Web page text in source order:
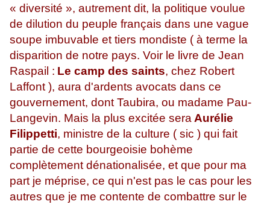
« diversité », autrement dit, la politique voulue
de dilution du peuple français dans une vague
soupe imbuvable et tiers mondiste ( à terme la
disparition de notre pays. Voir le livre de Jean
Raspail : Le camp des saints, chez Robert
Laffont ), aura d'ardents avocats dans ce
gouvernement, dont Taubira, ou madame Pau-
Langevin. Mais la plus excitée sera Aurélie
Filippetti, ministre de la culture ( sic ) qui fait
partie de cette bourgeoisie bohème
complètement dénationalisée, et que pour ma
part je méprise, ce qui n'est pas le cas pour les
autres que je me contente de combattre sur le